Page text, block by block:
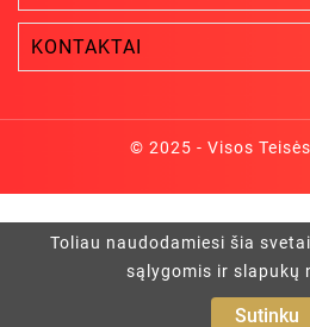
Toliau naudodamiesi šia
sąlygomis ir slapukų
Sutinku
KONTAKTAI
© 2025 - Visos